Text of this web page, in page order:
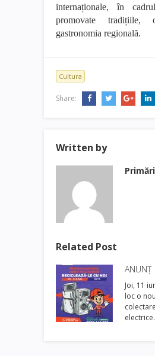
internaționale, în
promovate tradițiile,
gastronomia regională.
Cultura
Share:
Written by
Related Post
ANUNȚ
Joi, 11
loc o